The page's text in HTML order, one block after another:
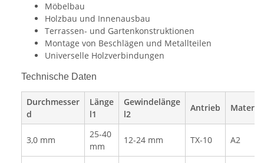
Möbelbau
Holzbau und Innenausbau
Terrassen- und Gartenkonstruktionen
Montage von Beschlägen und Metallteilen
Universelle Holzverbindungen
Technische Daten
Durchmesser
d
Länge
l1
Gewindelänge
l2
Antrieb Material
3,0 mm
25-40
mm
12-24 mm TX-10 A2